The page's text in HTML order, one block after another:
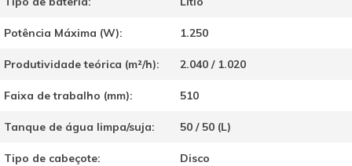
Potência Máxima (W): 1.250
Produtividade teórica (m²/h): 2.040 / 1.020
Faixa de trabalho (mm): 510
Tanque de água limpa/suja: 50 / 50 (L)
Tipo de cabeçote: Disco